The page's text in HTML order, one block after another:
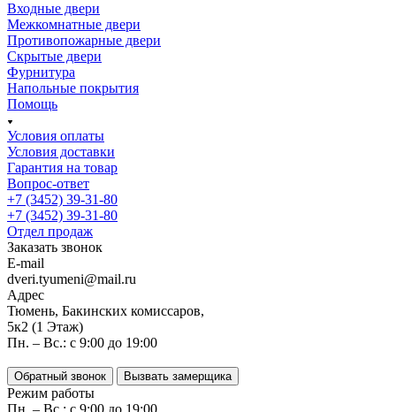
Входные двери
Межкомнатные двери
Противопожарные двери
Скрытые двери
Фурнитура
Напольные покрытия
Помощь
Условия оплаты
Условия доставки
Гарантия на товар
Вопрос-ответ
+7 (3452) 39-31-80
+7 (3452) 39-31-80
Отдел продаж
Заказать звонок
E-mail
dveri.tyumeni@mail.ru
Адрес
Тюмень, Бакинских комиссаров,
5к2 (1 Этаж)
Пн. – Вс.: с 9:00 до 19:00
Обратный звонок Вызвать замерщика
Режим работы